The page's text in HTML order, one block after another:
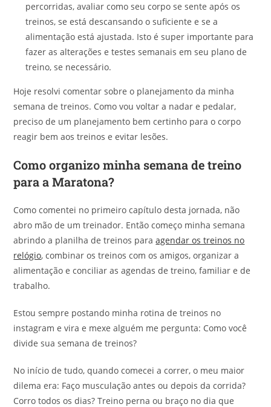
percorridas, avaliar como seu corpo se sente após os
treinos, se está descansando o suficiente e se a
alimentação está ajustada. Isto é super importante para
fazer as alterações e testes semanais em seu plano de
treino, se necessário.
Hoje resolvi comentar sobre o planejamento da minha
semana de treinos. Como vou voltar a nadar e pedalar,
preciso de um planejamento bem certinho para o corpo
reagir bem aos treinos e evitar lesões.
Como organizo minha semana de treino
para a Maratona?
Como comentei no primeiro capítulo desta jornada, não
abro mão de um treinador. Então começo minha semana
abrindo a planilha de treinos paraagendar os treinos no
relógio, combinar os treinos com os amigos, organizar a
alimentação e conciliar as agendas de treino, familiar e de
trabalho.
Estou sempre postando minha rotina de treinos no
instagram e vira e mexe alguém me pergunta: Como você
divide sua semana de treinos?
No início de tudo, quando comecei a correr, o meu maior
dilema era: Faço musculação antes ou depois da corrida?
Corro todos os dias? Treino perna ou braço no dia que